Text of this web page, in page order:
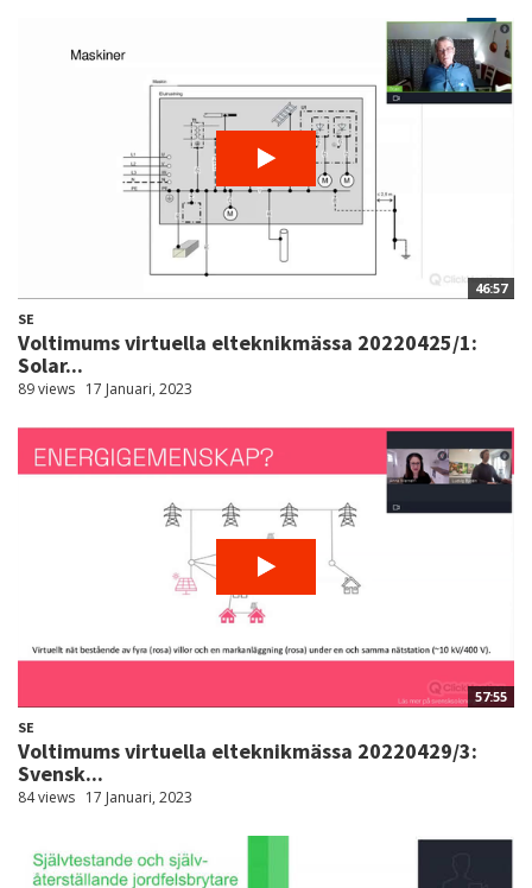
46:57
SE
Voltimums virtuella elteknikmässa 20220425/1:
Solar...
89 views 17 Januari, 2023
57:55
SE
Voltimums virtuella elteknikmässa 20220429/3:
Svensk...
84 views 17 Januari, 2023